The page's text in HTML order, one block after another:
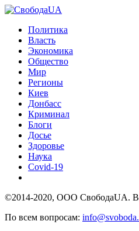
Политика
Власть
Экономика
Общество
Мир
Регионы
Киев
Донбасс
Криминал
Блоги
Досье
Здоровье
Наука
Covid-19
©2014-2020, ООО СвободаUA.
По всем вопросам: